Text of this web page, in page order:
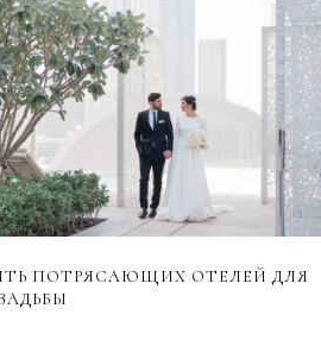
ПОТРЯСАЮЩИХ ОТЕЛЕЙ ДЛЯ